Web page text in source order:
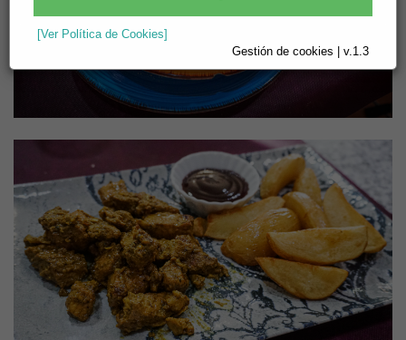
[Ver Política de Cookies]
Gestión de cookies | v.1.3